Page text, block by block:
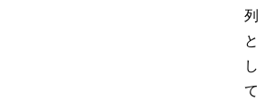
列
と
し
て